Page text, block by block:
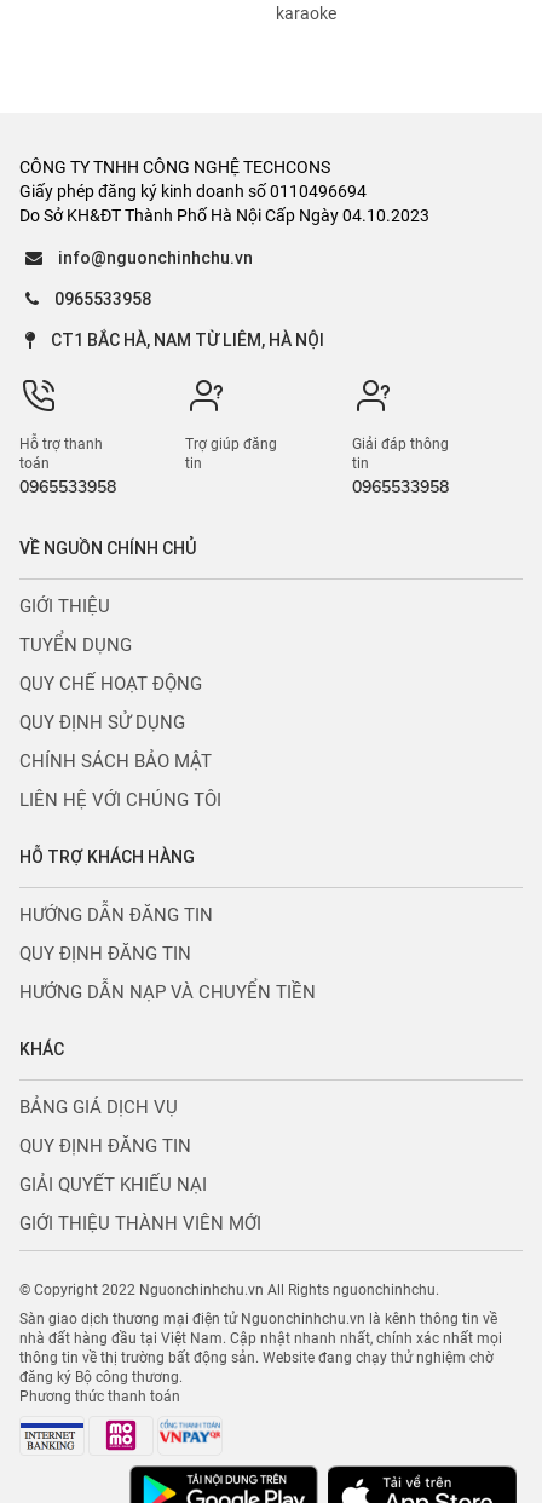
karaoke
CÔNG TY TNHH CÔNG NGHỆ TECHCONS
Giấy phép đăng ký kinh doanh số 0110496694
Do Sở KH&ĐT Thành Phố Hà Nội Cấp Ngày 04.10.2023
info@nguonchinhchu.vn
0965533958
CT1 BẮC HÀ, NAM TỪ LIÊM, HÀ NỘI
Hỗ trợ thanh
toán
0965533958
Trợ giúp đăng
tin
Giải đáp thông
tin
0965533958
VỀ NGUỒN CHÍNH CHỦ
GIỚI THIỆU
TUYỂN DỤNG
QUY CHẾ HOẠT ĐỘNG
QUY ĐỊNH SỬ DỤNG
CHÍNH SÁCH BẢO MẬT
LIÊN HỆ VỚI CHÚNG TÔI
HỖ TRỢ KHÁCH HÀNG
HƯỚNG DẪN ĐĂNG TIN
QUY ĐỊNH ĐĂNG TIN
HƯỚNG DẪN NẠP VÀ CHUYỂN TIỀN
KHÁC
BẢNG GIÁ DỊCH VỤ
QUY ĐỊNH ĐĂNG TIN
GIẢI QUYẾT KHIẾU NẠI
GIỚI THIỆU THÀNH VIÊN MỚI
© Copyright 2022 Nguonchinhchu.vn All Rights nguonchinhchu.
Sàn giao dịch thương mại điện tử Nguonchinhchu.vn là kênh thông tin về
nhà đất hàng đầu tại Việt Nam. Cập nhật nhanh nhất, chính xác nhất mọi
thông tin về thị trường bất động sản. Website đang chạy thử nghiệm chờ
đăng ký Bộ công thương.
Phương thức thanh toán